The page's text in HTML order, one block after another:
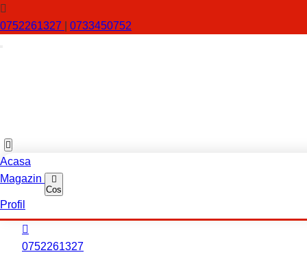
0752261327 0733450752
Acasa
Magazin
Cos
Profil
0752261327